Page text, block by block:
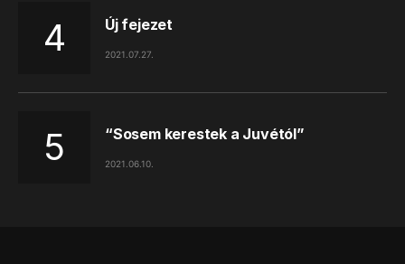
Új fejezet
2021.07.27.
“Sosem kerestek a Juvétól”
2021.06.10.